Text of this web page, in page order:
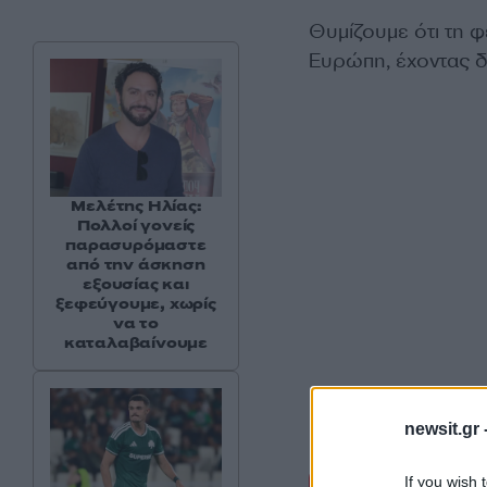
newsit.gr
If you wish
Θυμίζουμε ότι τη
Ευρώπη, έχοντας
Μελέτης Ηλίας:
Πολλοί γονείς
παρασυρόμαστε
από την άσκηση
εξουσίας και
ξεφεύγουμε, χωρίς
να το
καταλαβαίνουμε